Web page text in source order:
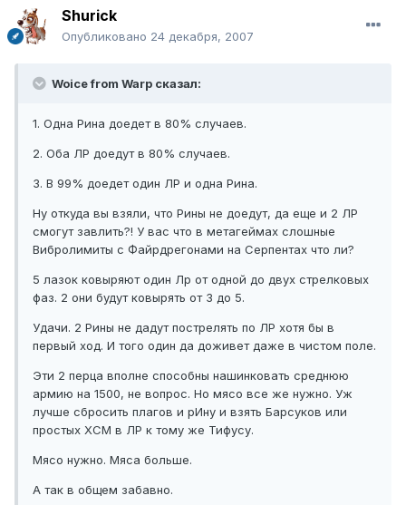
Shurick
Опубликовано 24 декабря, 2007
Woice from Warp сказал:
1. Одна Рина доедет в 80% случаев.
2. Оба ЛР доедут в 80% случаев.
3. В 99% доедет один ЛР и одна Рина.
Ну откуда вы взяли, что Рины не доедут, да еще и 2 ЛР
смогут завлить?! У вас что в метагеймах слошные
Вибролимиты с Файрдрегонами на Серпентах что ли?
5 лазок ковыряют один Лр от одной до двух стрелковых
фаз. 2 они будут ковырять от 3 до 5.
Удачи. 2 Рины не дадут пострелять по ЛР хотя бы в
первый ход. И того один да доживет даже в чистом поле.
Эти 2 перца вполне способны нашинковать среднюю
армию на 1500, не вопрос. Но мясо все же нужно. Уж
лучше сбросить плагов и рИну и взять Барсуков или
простых ХСМ в ЛР к тому же Тифусу.
Мясо нужно. Мяса больше.
А так в общем забавно.